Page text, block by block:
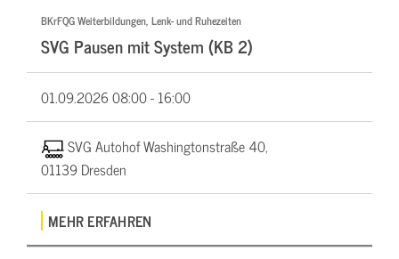
BKrFQG Weiterbildungen, Lenk- und Ruhezeiten
SVG Pausen mit System (KB 2)
01.09.202608:00 - 16:00
SVG Autohof Washingtonstraße 40,
01139 Dresden
MEHR ERFAHREN